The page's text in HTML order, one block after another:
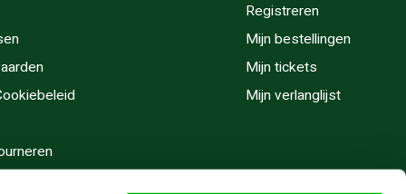
Registreren
Mijn bestellingen
Mijn tickets
Mijn verlanglijst